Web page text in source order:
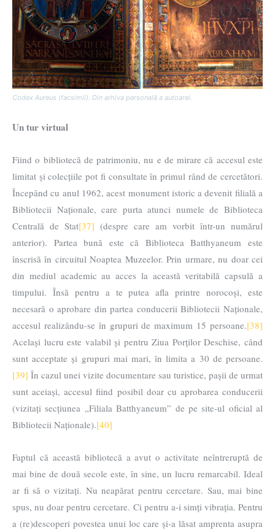
Codex Aureus (facsimil). Din arhiva personală a autoarei.
Un tur virtual
Fiind o bibliotecă de patrimoniu, nu e de mirare că accesul este
limitat și colecțiile pot fi consultate în primul rând de cercetători.
Începând cu anul 1962, acest monument istoric a devenit filială a
Bibliotecii Naționale, care purta atunci numele de Biblioteca
Centrală de Stat[37] (despre care am vorbit într-un numărul
anterior). Partea bună este că Biblioteca Batthyaneum este
înscrisă în circuitul Noaptea Muzeelor. Prin urmare, nu doar cei
din mediul academic au acces la această veritabilă capsulă a
timpului. Însă pentru a te putea afla printre norocoși, este
necesară o aprobare din partea conducerii Bibliotecii Naționale,
accesul realizându-se în grupuri de maximum 15 persoane.[38]
Același lucru este valabil și pentru Ziua Porților Deschise, când
sunt acceptate și grupuri mai mari, în limita a 30 de persoane.
[39] În cazul unei vizite documentare sau turistice, pașii de urmat
sunt aceiași, accesul fiind posibil doar cu aprobarea conducerii
(vizitați secțiunea „Filiala Batthyaneum” de pe site-ul oficial al
Bibliotecii Naționale).[40]
Faptul că această bibliotecă a avut o activitate neîntreruptă de
mai bine de două secole este, în sine, un lucru remarcabil. Ideal
ar fi să o vizitați. Nu neapărat pentru cercetare. Sau, mai bine
spus, nu doar pentru cercetare. Ci pentru a-i simți vibrația. Pentru
a (re)descoperi povestea unui loc care și-a lăsat amprenta asupra